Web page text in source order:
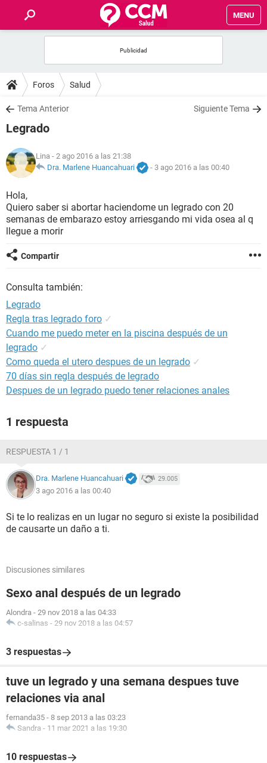
MENU
FOROS
SALUD
FAMILIA
NUTRICIÓN
BIENESTAR
SEXUALIDAD
GLOSARIO
Foros Salud
Tema Anterior Siguiente Tema
Legrado
Lina - 2 ago 2016 a las 21:38
Dra. Marlene Huancahuari
- 3 ago 2016 a las 00:40
Hola,
Quiero saber si abortar haciendome un legrado con 20
semanas de embarazo estoy arriesgando mi vida osea al q
llegue a morir
Compartir
Consulta también:
Legrado
Regla tras legrado foro ✓
Cuando me puedo meter en la piscina después de un
legrado ✓
Como queda el utero despues de un legrado ✓
70 días sin regla después de legrado
Despues de un legrado puedo tener relaciones anales
1 respuesta
RESPUESTA 1 / 1
Dra. Marlene Huancahuari 29.005
3 ago 2016 a las 00:40
Si te lo realizas en un lugar no seguro si existe la posibilidad
de causarte un daño a ti.
Discusiones similares
Sexo anal después de un legrado
Alondra - 29 nov 2018 a las 04:33
c-salinas - 29 nov 2018 a las 04:57
3 respuestas
tuve un legrado y una semana despues tuve
relaciones via anal
fernanda35 - 8 sep 2013 a las 03:23
Sandra - 11 mar 2021 a las 19:30
10 respuestas